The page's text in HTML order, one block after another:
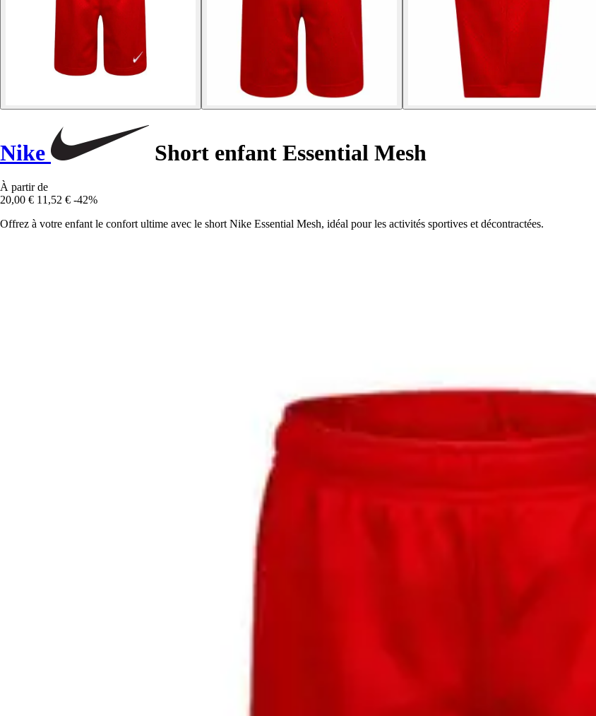
Nike Short enfant Essential Mesh
À partir de
20,00 € 11,52 € -42%
Offrez à votre enfant le confort ultime avec le short Nike Essential Mesh, idéal pour les activités sportives et décontractées.